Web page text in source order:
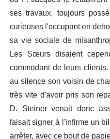
ses travaux, toujours
curieuses l'occupant en
sa vie sociale de
Les Sœurs disaient
commodant de leurs
au silence son voisin de
très vite d'avoir pris son
D. Steiner venait donc
faisait signer à l'infirme un